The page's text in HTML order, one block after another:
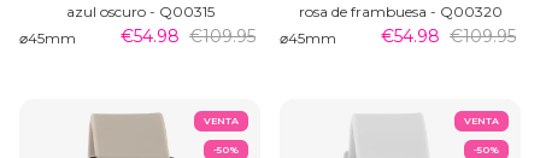
azul oscuro - Q00315
⌀45mm
€54.98 €109.95
rosa de frambuesa - Q00320
⌀45mm
€54.98 €109.95
VENTA
-50%
VENTA
-50%